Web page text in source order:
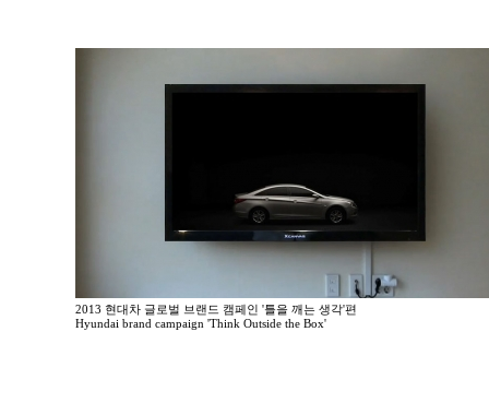
2013 현대차 글로벌 브랜드 캠페인 '틀을 깨는 생각'편
Hyundai brand campaign 'Think Outside the Box'